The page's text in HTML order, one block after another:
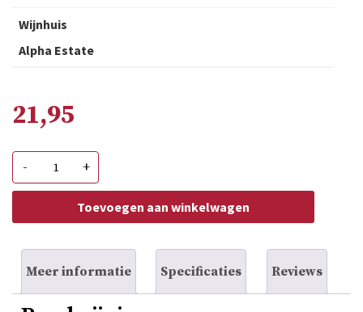
Wijnhuis
Alpha Estate
21,95
-
Estate
Xinomavro
+
Toevoegen aan winkelwagen
Meer informatie Specificaties Reviews